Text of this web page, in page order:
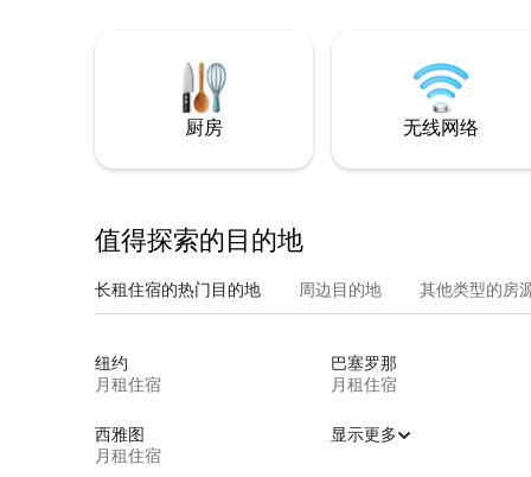
厨房 无线网络
值得探索的目的地
长租住宿的热门目的地 周边目的地 其他类型的房
纽约
月租住宿
巴塞罗那
月租住宿
西雅图
月租住宿
显示更多